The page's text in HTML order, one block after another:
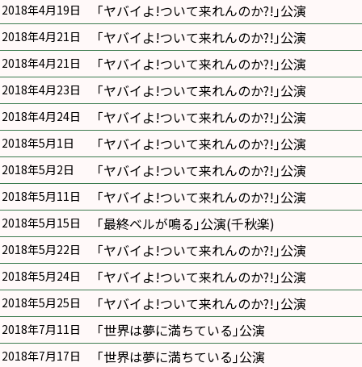
2018年4月19日 ｢ヤバイよ!ついて来れんのか?!｣公演
2018年4月21日 ｢ヤバイよ!ついて来れんのか?!｣公演
2018年4月21日 ｢ヤバイよ!ついて来れんのか?!｣公演
2018年4月23日 ｢ヤバイよ!ついて来れんのか?!｣公演
2018年4月24日 ｢ヤバイよ!ついて来れんのか?!｣公演
2018年5月1日 ｢ヤバイよ!ついて来れんのか?!｣公演
2018年5月2日 ｢ヤバイよ!ついて来れんのか?!｣公演
2018年5月11日 ｢ヤバイよ!ついて来れんのか?!｣公演
2018年5月15日 ｢最終ベルが鳴る｣公演(千秋楽)
2018年5月22日 ｢ヤバイよ!ついて来れんのか?!｣公演
2018年5月24日 ｢ヤバイよ!ついて来れんのか?!｣公演
2018年5月25日 ｢ヤバイよ!ついて来れんのか?!｣公演
2018年7月11日 ｢世界は夢に満ちている｣公演
2018年7月17日 ｢世界は夢に満ちている｣公演